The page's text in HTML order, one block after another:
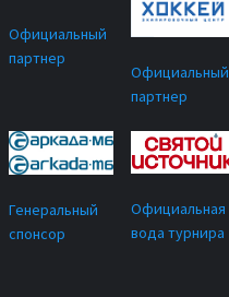
Официальный
партнер
Официальный
партнер
Генеральный
спонсор
Официальная
вода турнира